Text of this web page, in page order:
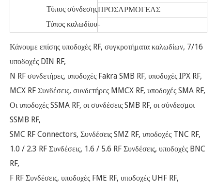
Τύπος σύνδεσηςΠΡΟΣΑΡΜΟΓΕΑΣ
Τύπος καλωδίου-
Κάνουμε επίσης υποδοχές RF, συγκροτήματα καλωδίων, 7/16
υποδοχές DIN RF,
N RF συνδετήρες, υποδοχές Fakra SMB RF, υποδοχές IPX RF,
MCX RF Συνδέσεις, συνδετήρες MMCX RF, υποδοχές SMA RF,
Οι υποδοχές SSMA RF, οι συνδέσεις SMB RF, οι σύνδεσμοι
SSMB RF,
SMC RF Connectors, Συνδέσεις SMZ RF, υποδοχές TNC RF,
1.0 / 2.3 RF Συνδέσεις, 1.6 / 5.6 RF Συνδέσεις, υποδοχές BNC
RF,
F RF Συνδέσεις, υποδοχές FME RF, υποδοχές UHF RF,